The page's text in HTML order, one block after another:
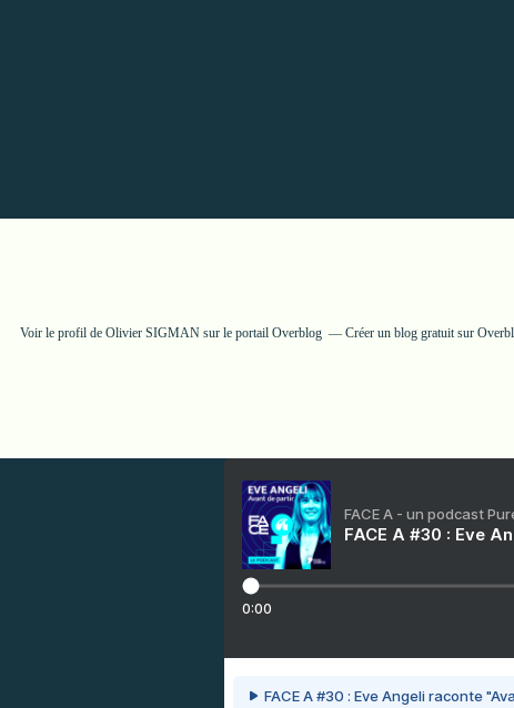
Voir le profil de Olivier SIGMAN sur le portail Overblog Créer un blog gratuit sur
FACE A - un podcast
FACE A #30 : Eve
0:00
FACE A #30 : Eve Angeli raconte